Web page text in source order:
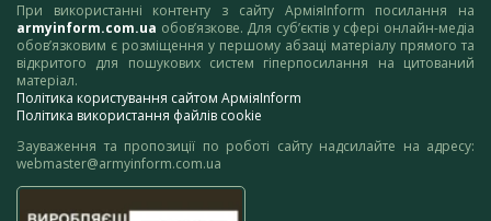
При використанні контенту з сайту АрміяInform посилання на
armyinform.com.ua обов’язкове. Для суб’єктів у сфері онлайн-медіа
обов’язковим є розміщення у першому абзаці матеріалу прямого та
відкритого для пошукових систем гіперпосилання на цитований
матеріал.
Політика користування сайтом АрміяInform
Політика використання файлів cookie
Зауваження та пропозиції по роботі сайту надсилайте на адресу:
webmaster@armyinform.com.ua